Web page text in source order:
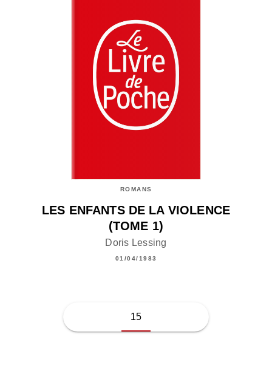
ROMANS
LES ENFANTS DE LA VIOLENCE
(TOME 1)
Doris Lessing
01/04/1983
15